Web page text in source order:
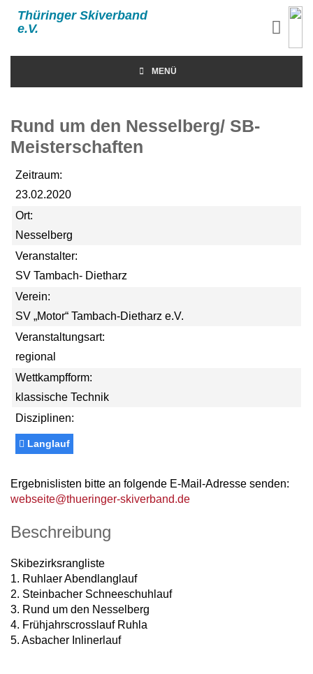
Thüringer Skiverband
e.V.
MENÜ
Rund um den Nesselberg/ SB-
Meisterschaften
Zeitraum:
23.02.2020
Ort:
Nesselberg
Veranstalter:
SV Tambach- Dietharz
Verein:
SV „Motor“ Tambach-Dietharz e.V.
Veranstaltungsart:
regional
Wettkampfform:
klassische Technik
Disziplinen:
Langlauf
Ergebnislisten bitte an folgende E-Mail-Adresse senden:
webseite@thueringer-skiverband.de
Beschreibung
Skibezirksrangliste
1. Ruhlaer Abendlanglauf
2. Steinbacher Schneeschuhlauf
3. Rund um den Nesselberg
4. Frühjahrscrosslauf Ruhla
5. Asbacher Inlinerlauf